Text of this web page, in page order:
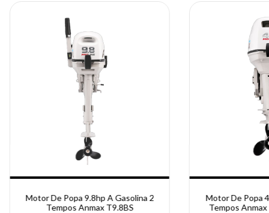
Motor De Popa 9.8hp A Gasolina 2
Tempos Anmax T9.8BS
Motor De Popa
Tempos